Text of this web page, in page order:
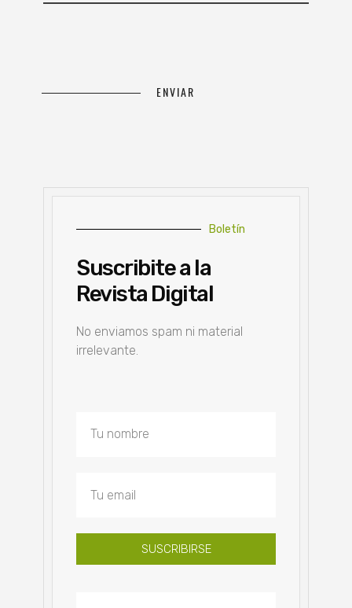
Boletín
Suscribite a la
Revista Digital
No enviamos spam ni material
irrelevante.
SUSCRIBIRSE